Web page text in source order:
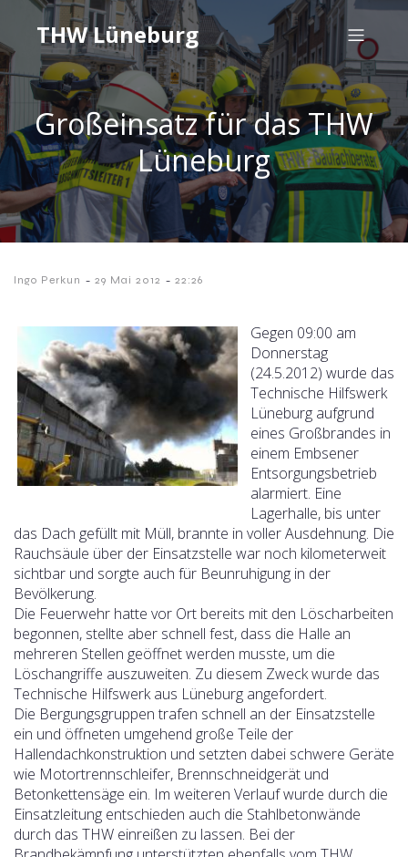
THW Lüneburg
Großeinsatz für das THW
Lüneburg
Ingo Perkun - 29 Mai 2012 - 22:26
Gegen 09:00 am
Donnerstag
(24.5.2012) wurde das
Technische Hilfswerk
Lüneburg aufgrund
eines Großbrandes in
einem Embsener
Entsorgungsbetrieb
alarmiert. Eine
Lagerhalle, bis unter
das Dach gefüllt mit Müll, brannte in voller Ausdehnung. Die
Rauchsäule über der Einsatzstelle war noch kilometerweit
sichtbar und sorgte auch für Beunruhigung in der
Bevölkerung.
Die Feuerwehr hatte vor Ort bereits mit den Löscharbeiten
begonnen, stellte aber schnell fest, dass die Halle an
mehreren Stellen geöffnet werden musste, um die
Löschangriffe auszuweiten. Zu diesem Zweck wurde das
Technische Hilfswerk aus Lüneburg angefordert.
Die Bergungsgruppen trafen schnell an der Einsatzstelle
ein und öffneten umgehend große Teile der
Hallendachkonstruktion und setzten dabei schwere Geräte
wie Motortrennschleifer, Brennschneidgerät und
Betonkettensäge ein. Im weiteren Verlauf wurde durch die
Einsatzleitung entschieden auch die Stahlbetonwände
durch das THW einreißen zu lassen. Bei der